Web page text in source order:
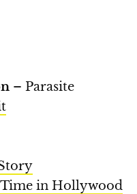
– Parasite
Time in Hollywood